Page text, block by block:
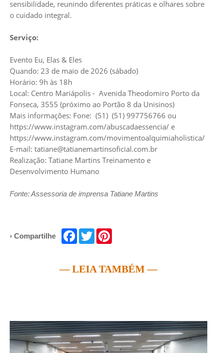
sensibilidade, reunindo diferentes práticas e olhares sobre
o cuidado integral.
Serviço:
Evento Eu, Elas & Eles
Quando: 23 de maio de 2026 (sábado)
Horário: 9h às 18h
Local: Centro Mariápolis - Avenida Theodomiro Porto da
Fonseca, 3555 (próximo ao Portão 8 da Unisinos)
Mais informações: Fone: (51) (51) 997756766 ou
https://www.instagram.com/abuscadaessencia/ e
https://www.instagram.com/movimentoalquimiaholistica/
E-mail: tatiane@tatianemartinsoficial.com.br
Realização: Tatiane Martins Treinamento e
Desenvolvimento Humano
Fonte: Assessoria de imprensa Tatiane Martins
› Compartilhe Facebook
Twitter
— LEIA TAMBÉM —